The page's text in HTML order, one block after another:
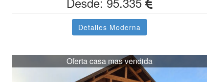
Detalles Moderna
Oferta casa mas vendida